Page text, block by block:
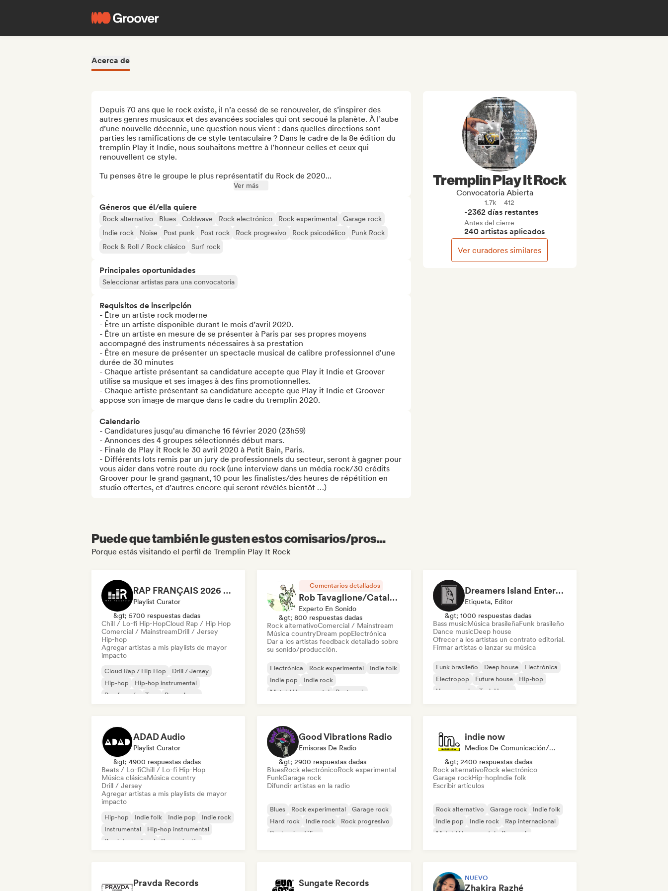
Acerca de
Depuis 70 ans que le rock existe, il n’a cessé de se renouveler, de s’inspirer des
autres genres musicaux et des avancées sociales qui ont secoué la planète. À l’aube
d’une nouvelle décennie, une question nous vient : dans quelles directions sont
parties les ramifications de ce style tentaculaire ? Dans le cadre de la 8e édition du
tremplin Play it Indie, nous souhaitons mettre à l’honneur celles et ceux qui
renouvellent ce style.
Tu penses être le groupe le plus représentatif du Rock de 2020...
Ver más
Géneros que él/ella quiere
Rock alternativo Blues Coldwave Rock electrónico Rock experimental
Garage rock
Indie rock
Noise Post punk Post rock Rock progresivo Rock psicodélico
Punk Rock
Rock & Roll / Rock clásico
Surf rock
Principales oportunidades
Seleccionar artistas para una convocatoria
Requisitos de inscripción
- Être un artiste rock moderne
- Être un artiste disponible durant le mois d’avril 2020.
- Être un artiste en mesure de se présenter à Paris par ses propres moyens
accompagné des instruments nécessaires à sa prestation
- Être en mesure de présenter un spectacle musical de calibre professionnel d'une
durée de 30 minutes
- Chaque artiste présentant sa candidature accepte que Play it Indie et Groover
utilise sa musique et ses images à des fins promotionnelles.
- Chaque artiste présentant sa candidature accepte que Play it Indie et Groover
appose son image de marque dans le cadre du tremplin 2020.
Calendario
- Candidatures jusqu'au dimanche 16 février 2020 (23h59)
- Annonces des 4 groupes sélectionnés début mars.
- Finale de Play it Rock le 30 avril 2020 à Petit Bain, Paris.
- Différents lots remis par un jury de professionnels du secteur, seront à gagner pour
vous aider dans votre route du rock (une interview dans un média rock/30 crédits
Groover pour le grand gagnant, 10 pour les finalistes/des heures de répétition en
studio offertes, et d’autres encore qui seront révélés bientôt …)
Tremplin Play It Rock
Convocatoria Abierta
1.7k 412
-2362 días restantes
Antes del cierre
240 artistas aplicados
Ver curadores similares
Puede que también le gusten estos comisarios/pros...
Porque estás visitando el perfil de Tremplin Play It Rock
RAP FRANÇAIS 2026 🔥🇫🇷 (Way Records)
Playlist Curator
&gt; 5700 respuestas dadas
Chill / Lo-fi Hip-HopCloud Rap / Hip Hop
Comercial / MainstreamDrill / Jersey
Hip-hop
Agregar artistas a mis playlists de mayor
impacto
Cloud Rap / Hip Hop
Drill / Jersey
Hip-hop
Hip-hop instrumental
Rap francés
Trap
Pop urbano
Comentarios detallados
Rob Tavaglione/Catalyst Recording
Experto En Sonido
&gt; 800 respuestas dadas
Rock alternativoComercial / Mainstream
Música countryDream popElectrónica
Dar a los artistas feedback detallado sobre
su sonido/producción.
Electrónica Rock experimental
Indie folk
Indie pop
Indie rock
Metal / Heavy metal
Post punk
Dreamers Island Entertainment
Etiqueta, Editor
&gt; 1000 respuestas dadas
Bass musicMúsica brasileñaFunk brasileño
Dance musicDeep house
Ofrecer a los artistas un contrato editorial.
Firmar artistas o lanzar su música
Funk brasileño Deep house
Electrónica
Electropop
Future house
Hip-hop
House music
Tech House
ADAD Audio
Playlist Curator
&gt; 4900 respuestas dadas
Beats / Lo-fiChill / Lo-fi Hip-Hop
Música clásicaMúsica country
Drill / Jersey
Agregar artistas a mis playlists de mayor
impacto
Hip-hop Indie folk Indie pop
Indie rock
Instrumental
Hip-hop instrumental
Rap internacional
Rap en inglés
Good Vibrations Radio
Emisoras De Radio
&gt; 2900 respuestas dadas
BluesRock electrónicoRock experimental
FunkGarage rock
Difundir artistas en la radio
Blues Rock experimental
Garage rock
Hard rock
Indie rock
Rock progresivo
Rock psicodélico
indie now
Medios De Comunicación/Periodista
&gt; 2400 respuestas dadas
Rock alternativoRock electrónico
Garage rockHip-hopIndie folk
Escribir artículos
Rock alternativo Garage rock
Indie folk
Indie pop
Indie rock
Rap internacional
Metal / Heavy metal
Pop rock
Pravda Records Sungate Records NUEVO
Zhakira Razhé